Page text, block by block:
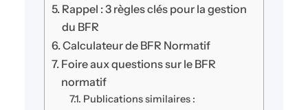
Rappel : 3 règles clés pour la gestion
du BFR
Calculateur de BFR Normatif
Foire aux questions sur le BFR
normatif
Publications similaires :